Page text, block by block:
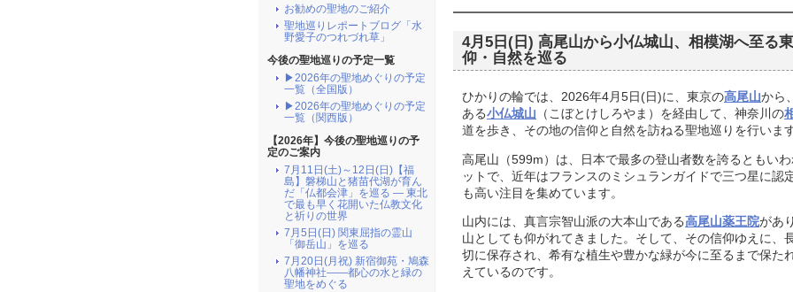
4月5日(日) 高尾山から小仏城山、相模湖へ至る
仰・自然を巡る
ひかりの輪では、2026年4月5日(日)に、東京の高尾山から
ある小仏城山 （こぼとけしろやま）を経由して、神奈川の
道を歩き、その地の信仰と自然を訪ねる聖地巡りを行いま
高尾山（599m）は、日本で最多の登山者数を誇るともい
ットで、近年はフランスのミシュランガイドで三つ星に認
も高い注目を集めています。
山内には、真言宗智山派の大本山である 高尾山薬王院があ
山としても仰がれてきました。そして、その信仰ゆえに、
切に保存され、希有な植生や豊かな緑が今に至るまで保た
えているのです。
お勧めの聖地のご紹介
聖地巡りレポートブログ「水
野愛子のつれづれ草」
今後の聖地巡りの予定一覧
▶2026年の聖地めぐりの予定
一覧（全国版）
▶2026年の聖地めぐりの予定
一覧（関西版）
【2026年】今後の聖地巡りの予
定のご案内
7月11日(土)～12日(日)【福
島】磐梯山と猪苗代湖が育ん
だ「仏都会津」を巡る ― 東北
で最も早く花開いた仏教文化
と祈りの世界
7月5日(日) 関東屈指の霊山
「御岳山」を巡る
7月20日(月祝) 新宿御苑・鳩森
八幡神社――都心の水と緑の
聖地をめぐる